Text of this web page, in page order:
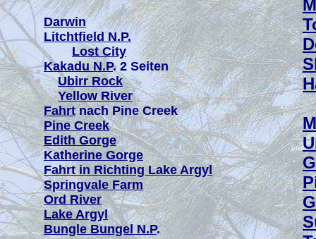
Darwin
Litchtfield N.P.
Lost City
Kakadu N.P. 2 Seiten
Ubirr Rock
Yellow River
Fahrtnach Pine Creek
Pine Creek
Edith Gorge
Katherine Gorge
Fahrt in Richting Lake Argyl
Springvale Farm
Ord River
Lake Argyl
Bungle Bungel N.P.